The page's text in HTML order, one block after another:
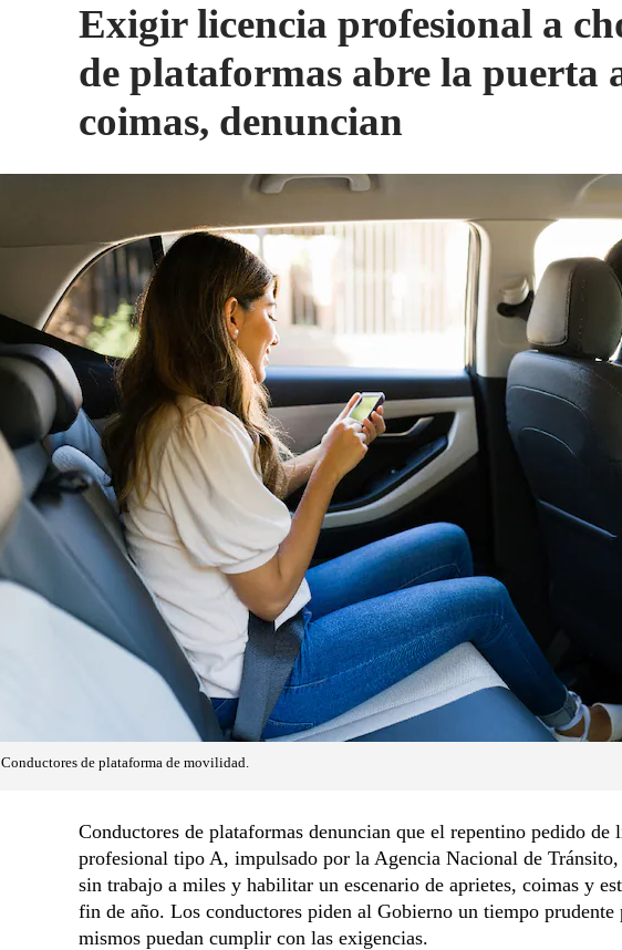
Exigir licencia profesional a
de plataformas abre la puerta
coimas, denuncian
Conductores de plataforma de movilidad.
Conductores de plataformas denuncian que el repentino pedido de
profesional tipo A, impulsado por la Agencia Nacional de
sin trabajo a miles y habilitar un escenario de aprietes, coimas y
fin de año. Los conductores piden al Gobierno un tiempo prudente
mismos puedan cumplir con las exigencias.